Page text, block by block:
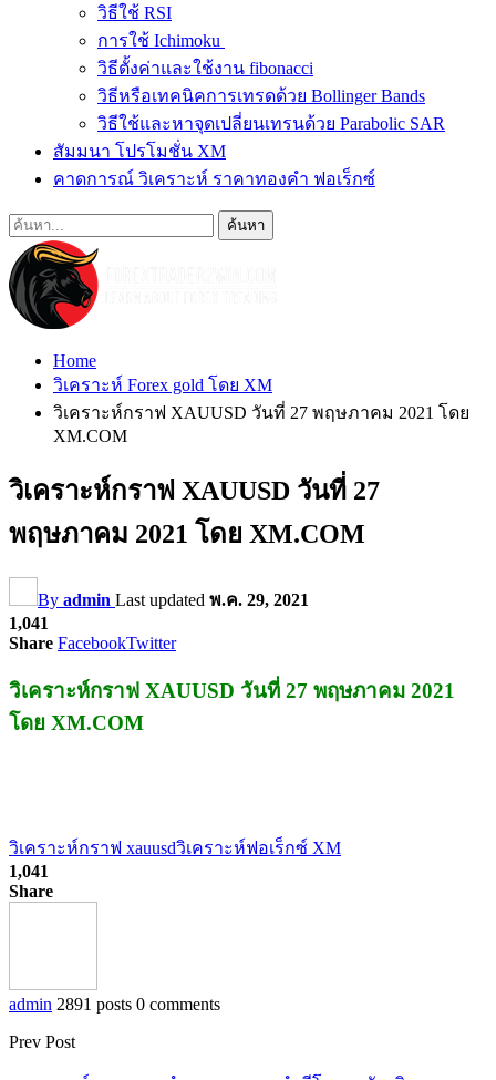
วิธีใช้ RSI
การใช้ Ichimoku
วิธีตั้งค่าและใช้งาน fibonacci
วิธีหรือเทคนิคการเทรดด้วย Bollinger Bands
วิธีใช้และหาจุดเปลี่ยนเทรนด้วย Parabolic SAR
สัมมนา โปรโมชั่น XM
คาดการณ์ วิเคราะห์ ราคาทองคำ ฟอเร็กซ์
Home
วิเคราะห์ Forex gold โดย XM
วิเคราะห์กราฟ XAUUSD วันที่ 27 พฤษภาคม 2021 โดย
XM.COM
วิเคราะห์กราฟ XAUUSD วันที่ 27
พฤษภาคม 2021 โดย XM.COM
By admin Last updated พ.ค. 29, 2021
1,041
Share FacebookTwitter
วิเคราะห์กราฟ XAUUSD วันที่ 27 พฤษภาคม 2021
โดย XM.COM
วิเคราะห์กราฟ xauusdวิเคราะห์ฟอเร็กซ์ XM
1,041
Share
admin 2891 posts 0 comments
Prev Post